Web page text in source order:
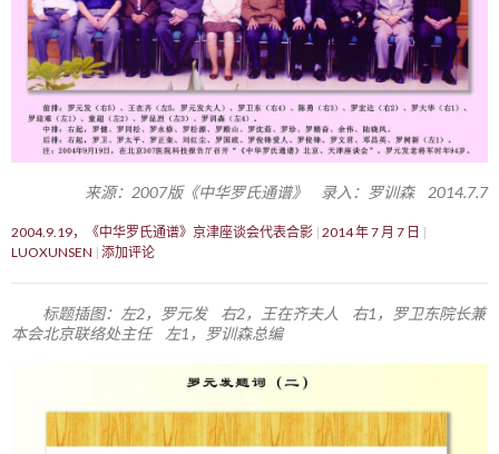
来源：2007版《中华罗氏通谱》 录入：罗训森 2014.7.7
2004.9.19，《中华罗氏通谱》京津座谈会代表合影 2014 年 7 月 7 日
LUOXUNSEN 添加评论
标题插图：左2，罗元发 右2，王在齐夫人 右1，罗卫东院长兼
本会北京联络处主任 左1，罗训森总编